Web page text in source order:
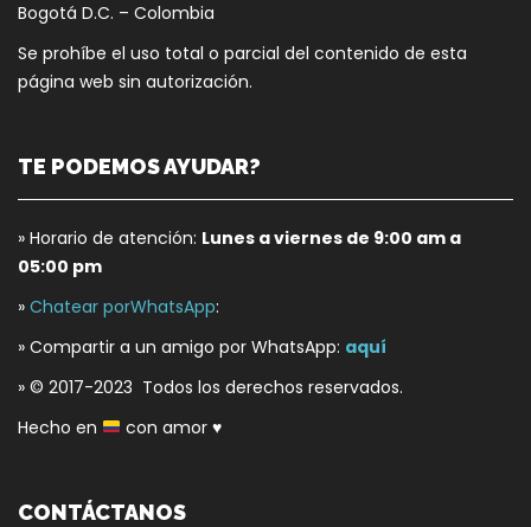
Bogotá D.C. – Colombia
Se prohíbe el uso total o parcial del contenido de esta
página web sin autorización.
TE PODEMOS AYUDAR?
» Horario de atención: Lunes a viernes de 9:00 am a
05:00 pm
» Chatear porWhatsApp:
» Compartir a un amigo por WhatsApp: aquí
» © 2017-2023 Todos los derechos reservados.
Hecho en
con amor ♥
CONTÁCTANOS